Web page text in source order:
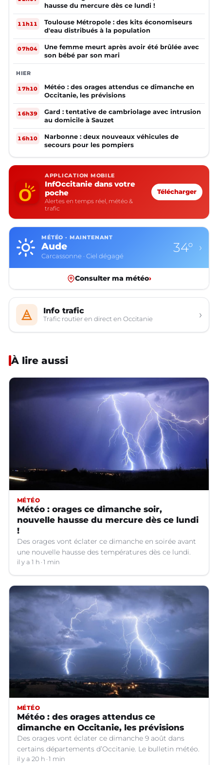
hausse du mercure dès ce lundi !
11h11
Toulouse Métropole : des kits économiseurs
d'eau distribués à la population
07h04
Une femme meurt après avoir été brûlée avec
son bébé par son mari
HIER
17h10
Météo : des orages attendus ce dimanche en
Occitanie, les prévisions
16h39
Gard : tentative de cambriolage avec intrusion
au domicile à Sauzet
16h10
Narbonne : deux nouveaux véhicules de
secours pour les pompiers
APPLICATION MOBILE
InfOccitanie dans votre
poche
Alertes en temps réel, météo &
trafic
Télécharger
MÉTÉO · MAINTENANT
Aude
Carcassonne · Ciel dégagé
34° ›
Consulter ma météo›
Info trafic
Trafic routier en direct en Occitanie ›
À lire aussi
MÉTÉO
Météo : orages ce dimanche soir,
nouvelle hausse du mercure dès ce lundi
!
Des orages vont éclater ce dimanche en soirée avant
une nouvelle hausse des températures dès ce lundi.
il y a 1 h 1 min
MÉTÉO
Météo : des orages attendus ce
dimanche en Occitanie, les prévisions
Des orages vont éclater ce dimanche 9 août dans
certains départements d’Occitanie. Le bulletin météo.
il y a 20 h 1 min